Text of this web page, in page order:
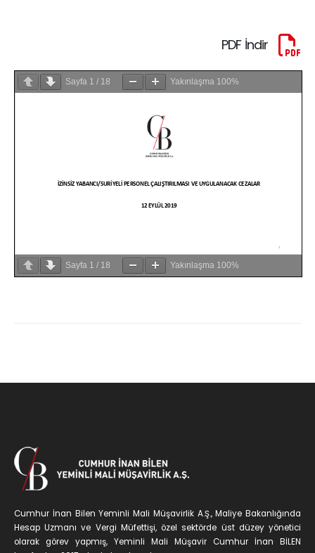
PDF İndir
Sayfa 1 / 18 Yakınlaşma 100%
Sayfa 1 / 18 Yakınlaşma 100%
Cumhur İnan Bilen Yeminli Mali Müşavirlik A.Ş., Maliye Bakanlığında
Hesap Uzmanı ve Vergi Müfettişi, özel sektörde üst düzey yönetici
olarak görev yapmış, Yeminli Mali Müşavir Cumhur İnan BİLEN